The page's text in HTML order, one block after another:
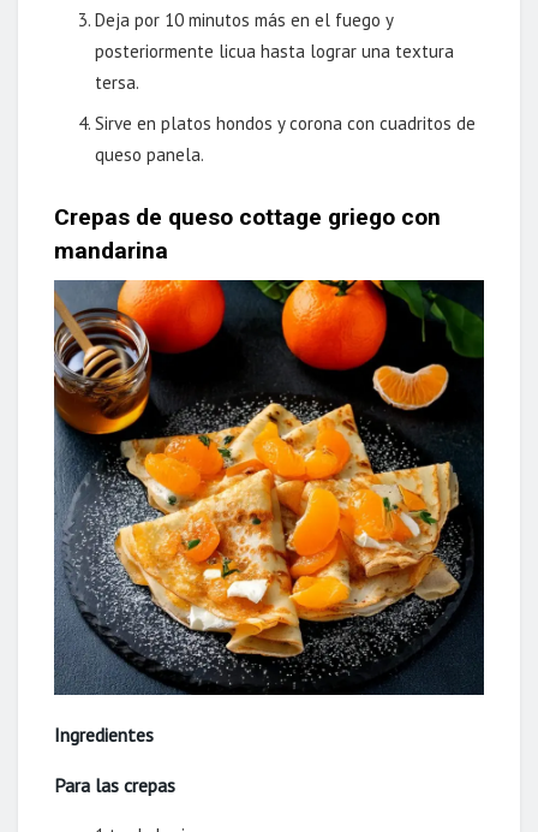
Deja por 10 minutos más en el fuego y
posteriormente licua hasta lograr una textura
tersa.
Sirve en platos hondos y corona con cuadritos de
queso panela.
Crepas de queso cottage griego con
mandarina
Ingredientes
Para las crepas